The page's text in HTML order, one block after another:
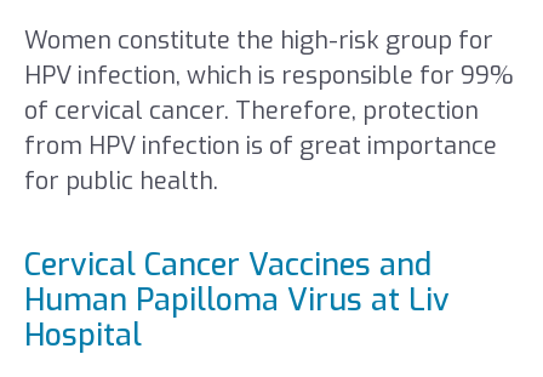
Women constitute the high-risk group for
HPV infection, which is responsible for 99%
of cervical cancer. Therefore, protection
from HPV infection is of great importance
for public health.
Cervical Cancer Vaccines and
Human Papilloma Virus at Liv
Hospital